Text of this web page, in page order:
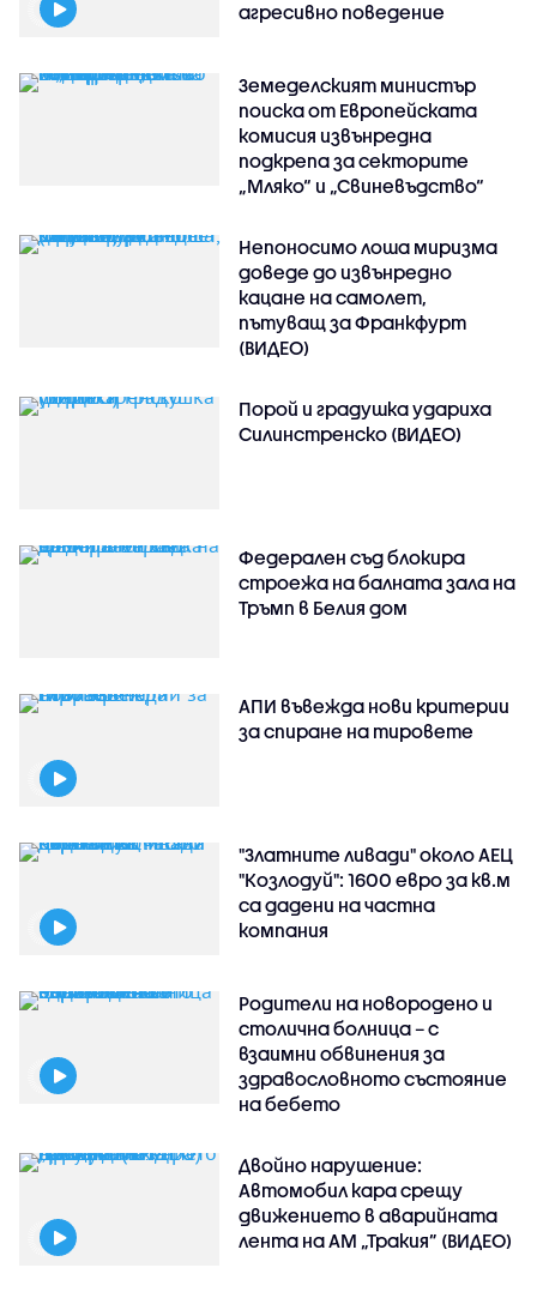
агресивно поведение
Земеделският министър
поиска от Европейската
комисия извънредна
подкрепа за секторите
„Мляко“ и „Свиневъдство“
Непоносимо лоша миризма
доведе до извънредно
кацане на самолет,
пътуващ за Франкфурт
(ВИДЕО)
Порой и градушка удариха
Силинстренско (ВИДЕО)
Федерален съд блокира
строежа на балната зала на
Тръмп в Белия дом
АПИ въвежда нови критерии
за спиране на тировете
"Златните ливади" около АЕЦ
"Козлодуй": 1600 евро за кв.м
са дадени на частна
компания
Родители на новородено и
столична болница – с
взаимни обвинения за
здравословното състояние
на бебето
Двойно нарушение:
Автомобил кара срещу
движението в аварийната
лента на АМ „Тракия” (ВИДЕО)